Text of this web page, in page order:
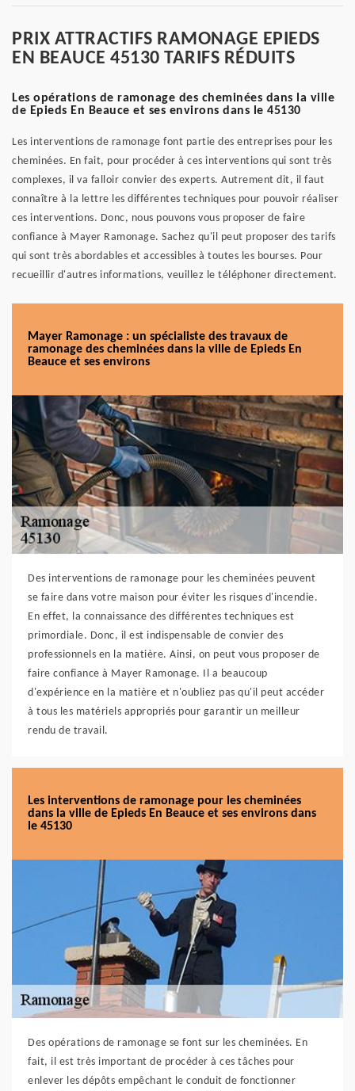
PRIX ATTRACTIFS RAMONAGE EPIEDS
EN BEAUCE 45130 TARIFS RÉDUITS
Les opérations de ramonage des cheminées dans la ville
de Epieds En Beauce et ses environs dans le 45130
Les interventions de ramonage font partie des entreprises pour les
cheminées. En fait, pour procéder à ces interventions qui sont très
complexes, il va falloir convier des experts. Autrement dit, il faut
connaître à la lettre les différentes techniques pour pouvoir réaliser
ces interventions. Donc, nous pouvons vous proposer de faire
confiance à Mayer Ramonage. Sachez qu'il peut proposer des tarifs
qui sont très abordables et accessibles à toutes les bourses. Pour
recueillir d'autres informations, veuillez le téléphoner directement.
Mayer Ramonage : un spécialiste des travaux de
ramonage des cheminées dans la ville de Epieds En
Beauce et ses environs
Des interventions de ramonage pour les cheminées peuvent
se faire dans votre maison pour éviter les risques d'incendie.
En effet, la connaissance des différentes techniques est
primordiale. Donc, il est indispensable de convier des
professionnels en la matière. Ainsi, on peut vous proposer de
faire confiance à Mayer Ramonage. Il a beaucoup
d'expérience en la matière et n'oubliez pas qu'il peut accéder
à tous les matériels appropriés pour garantir un meilleur
rendu de travail.
Les interventions de ramonage pour les cheminées
dans la ville de Epieds En Beauce et ses environs dans
le 45130
Des opérations de ramonage se font sur les cheminées. En
fait, il est très important de procéder à ces tâches pour
enlever les dépôts empêchant le conduit de fonctionner